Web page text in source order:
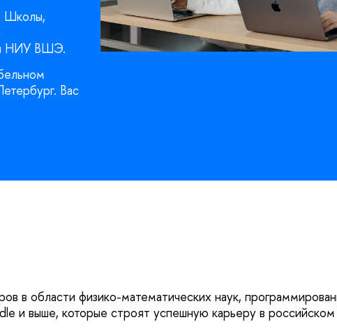
Школы,
НИУ ВШЭ.
Вас
в области физико-математических наук,
и выше, которые строят успешную карьеру в российском